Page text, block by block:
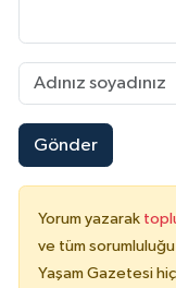
Gönder
Yorum yazarak
ve tüm
Yaşam Gazetesi